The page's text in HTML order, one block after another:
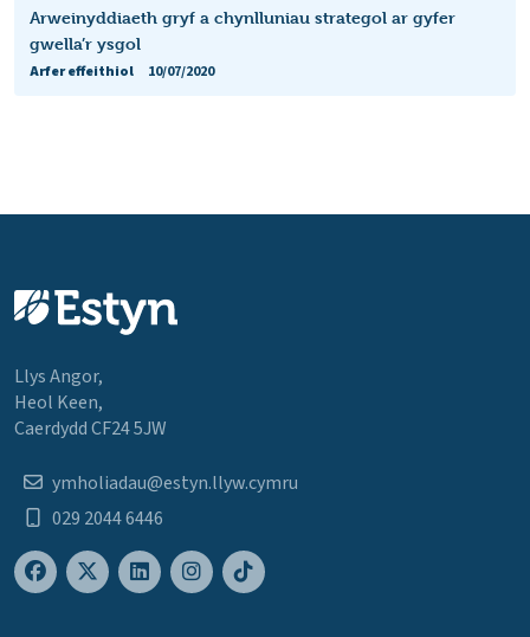
Arweinyddiaeth gryf a chynlluniau strategol ar gyfer
gwella’r ysgol
Arfer effeithiol
10/07/2020
Llys Angor,
Heol Keen,
Caerdydd CF24 5JW
ymholiadau@estyn.llyw.cymru
029 2044 6446